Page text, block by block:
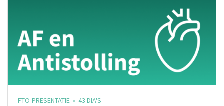
FTO-PRESENTATIE • 43 DIA'S